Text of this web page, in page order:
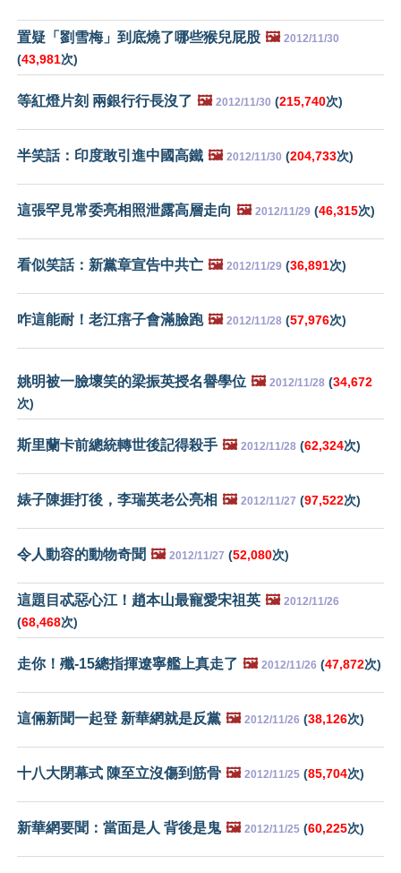
置疑「劉雪梅」到底燒了哪些猴兒屁股 🖼️ 2012/11/30
(43,981次)
等紅燈片刻 兩銀行行長沒了 🖼️ 2012/11/30 (215,740次)
半笑話：印度敢引進中國高鐵 🖼️ 2012/11/30 (204,733次)
這張罕見常委亮相照泄露高層走向 🖼️ 2012/11/29 (46,315次)
看似笑話：新黨章宣告中共亡 🖼️ 2012/11/29 (36,891次)
咋這能耐！老江痦子會滿臉跑 🖼️ 2012/11/28 (57,976次)
姚明被一臉壞笑的梁振英授名譽學位 🖼️ 2012/11/28 (34,672
次)
斯里蘭卡前總統轉世後記得殺手 🖼️ 2012/11/28 (62,324次)
婊子陳捱打後，李瑞英老公亮相 🖼️ 2012/11/27 (97,522次)
令人動容的動物奇聞 🖼️ 2012/11/27 (52,080次)
這題目忒惡心江！趙本山最寵愛宋祖英 🖼️ 2012/11/26
(68,468次)
走你！殲-15總指揮遼寧艦上真走了 🖼️ 2012/11/26 (47,872次)
這倆新聞一起登 新華網就是反黨 🖼️ 2012/11/26 (38,126次)
十八大閉幕式 陳至立沒傷到筋骨 🖼️ 2012/11/25 (85,704次)
新華網要聞：當面是人 背後是鬼 🖼️ 2012/11/25 (60,225次)